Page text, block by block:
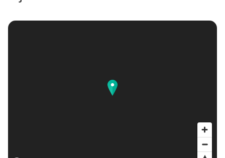
Ajatus on ensin nauttia upeasta luonnosta ja sitten
yhteen.